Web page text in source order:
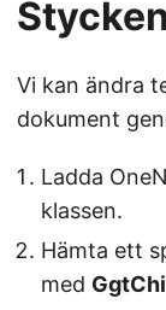
Vi kan ändra
dokument
Ladda
klassen.
Hämta ett
med